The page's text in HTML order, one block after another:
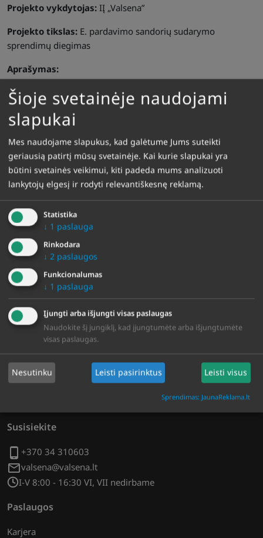
Projekto vykdytojas: IĮ „Valsena”
Projekto tikslas: E. pardavimo sandorių sudarymo
sprendimų diegimas
Aprašymas:
IĮ „Valsena” vykdo E. pardavimo sandorių sudarymo
sprendimų diegimo projektą. Įdiegsime savo teikiamų
paslaugų E. parduotuvę, kuri būtų naudojama pardavimo
augimo potencialą.
Projektas finansuojamas Europos regioninės plėtros fondo
lėšomis.
Bendra projekto vertė:
Iš Europos regioninės plėtros fondo lėšų: 50 000 Eur
Projekto įgyvendinimo pradžia: 2024-06-14
Projekto vykdymo pabaiga: 2025-06-14
Susisiekite
+370 34 310603
valsena@valsena.lt
I-V 8:00 - 16:30 VI, VII nedirbame
Paslaugos
Karjera
Šioje svetainėje naudojami
slapukai
Mes naudojame slapukus, kad galėtume Jums suteikti
geriausią patirtį mūsų svetainėje. Kai kurie slapukai yra
būtini svetainės veikimui, kiti padeda mums analizuoti
lankytojų elgesį ir rodyti relevantiškesnę reklamą.
Statistika
↓ 1 paslauga
Rinkodara
↓ 2 paslaugos
Funkcionalumas
↓ 1 paslauga
Įjungti arba išjungti visas paslaugas
Naudokite šį jungiklį, kad įjungtumėte arba išjungtumėte
visas paslaugas.
Nesutinku Leisti pasirinktus Leisti visus
Sprendimas: JaunaReklama.lt